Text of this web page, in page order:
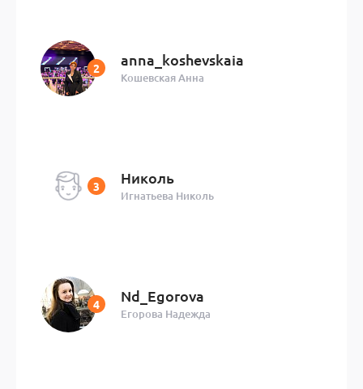
anna_koshevskaia
Кошевская Анна
Николь
Игнатьева Николь
Nd_Egorova
Егорова Надежда